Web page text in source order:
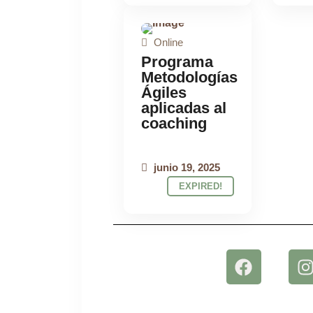
PROGRAMA
ONLINE
Online
Programa
Metodologías
Ágiles
aplicadas al
coaching
junio 19, 2025
EXPIRED!
a
c
n
s